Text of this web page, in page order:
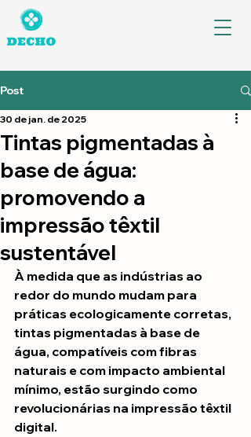
Post
Tintas pigmentadas à
base de água:
promovendo a
impressão têxtil
sustentável
30 de jan. de 2025
À medida que as indústrias ao
redor do mundo mudam para
práticas ecologicamente corretas,
tintas pigmentadas à base de
água, compatíveis com fibras
naturais e com impacto ambiental
mínimo, estão surgindo como
revolucionárias na impressão têxtil
digital.